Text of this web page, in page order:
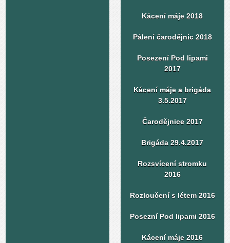
Kácení máje 2018
Pálení čarodějnic 2018
Posezení Pod lipami
2017
Kácení máje a brigáda
3.5.2017
Čarodějnice 2017
Brigáda 29.4.2017
Rozsvícení stromku
2016
Rozloučení s létem 2016
Posezní Pod lipami 2016
Kácení máje 2016